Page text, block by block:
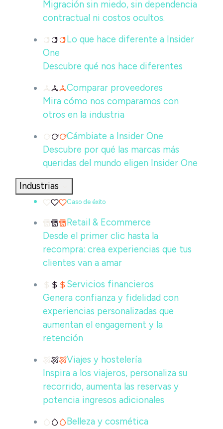
Migración sin miedo, sin dependencia
contractual ni costos ocultos.
Lo que hace diferente a Insider
One
Descubre qué nos hace diferentes
Comparar proveedores
Mira cómo nos comparamos con
otros en la industria
Cámbiate a Insider One
Descubre por qué las marcas más
queridas del mundo eligen Insider One
Industrias
Caso de éxito
Retail & Ecommerce
Desde el primer clic hasta la
recompra: crea experiencias que tus
clientes van a amar
Servicios financieros
Genera confianza y fidelidad con
experiencias personalizadas que
aumentan el engagement y la
retención
Viajes y hostelería
Inspira a los viajeros, personaliza su
recorrido, aumenta las reservas y
potencia ingresos adicionales
Belleza y cosmética